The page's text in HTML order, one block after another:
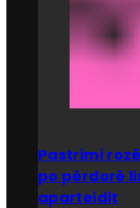
Pastrimi
po përdorë
aparteidit